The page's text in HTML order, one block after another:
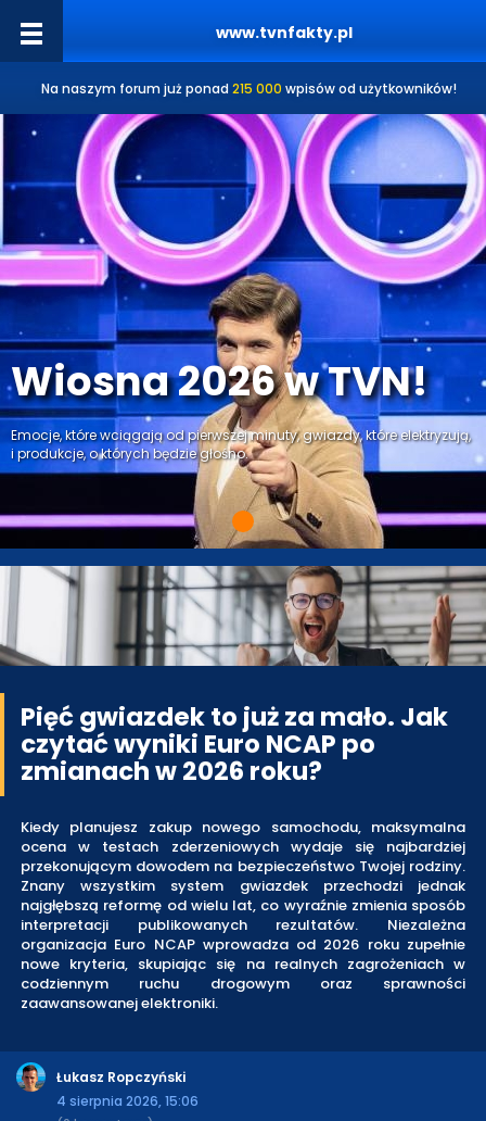
www.tvnfakty.pl
Na naszym forum już ponad 215 000 wpisów od użytkowników!
Wiosna 2026 w TVN!
Emocje, które wciągają od pierwszej minuty, gwiazdy, które elektryzują,
i produkcje, o których będzie głośno.
Pięć gwiazdek to już za mało. Jak
czytać wyniki Euro NCAP po
zmianach w 2026 roku?
Kiedy planujesz zakup nowego samochodu, maksymalna
ocena w testach zderzeniowych wydaje się najbardziej
przekonującym dowodem na bezpieczeństwo Twojej rodziny.
Znany wszystkim system gwiazdek przechodzi jednak
najgłębszą reformę od wielu lat, co wyraźnie zmienia sposób
interpretacji publikowanych rezultatów. Niezależna
organizacja Euro NCAP wprowadza od 2026 roku zupełnie
nowe kryteria, skupiając się na realnych zagrożeniach w
codziennym ruchu drogowym oraz sprawności
zaawansowanej elektroniki.
Łukasz Ropczyński
4 sierpnia 2026, 15:06